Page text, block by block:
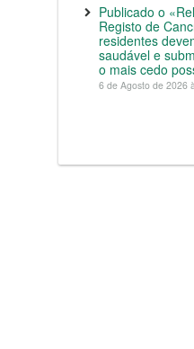
Publicado o
Registo de
residentes
saudável e
o mais cedo
6 de Agosto de 2026